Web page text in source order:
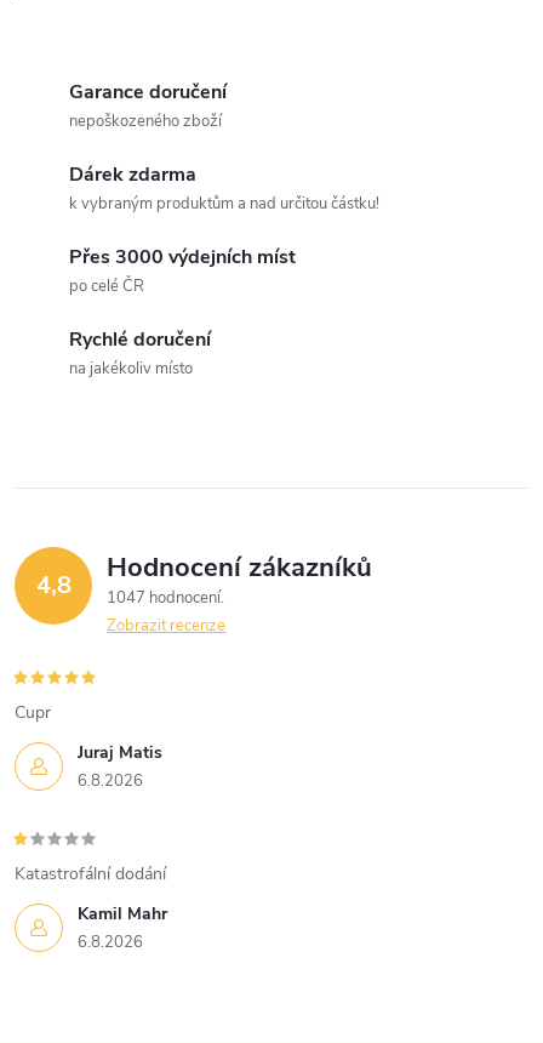
Garance doručení
nepoškozeného zboží
Dárek zdarma
k vybraným produktům a nad určitou částku!
Přes 3000 výdejních míst
po celé ČR
Rychlé doručení
na jakékoliv místo
4,8 Hodnocení zákazníků
1047 hodnocení
Zobrazit recenze
Juraj Matis
6.8.2026
Cupr
Kamil Mahr
6.8.2026
Katastrofální dodání